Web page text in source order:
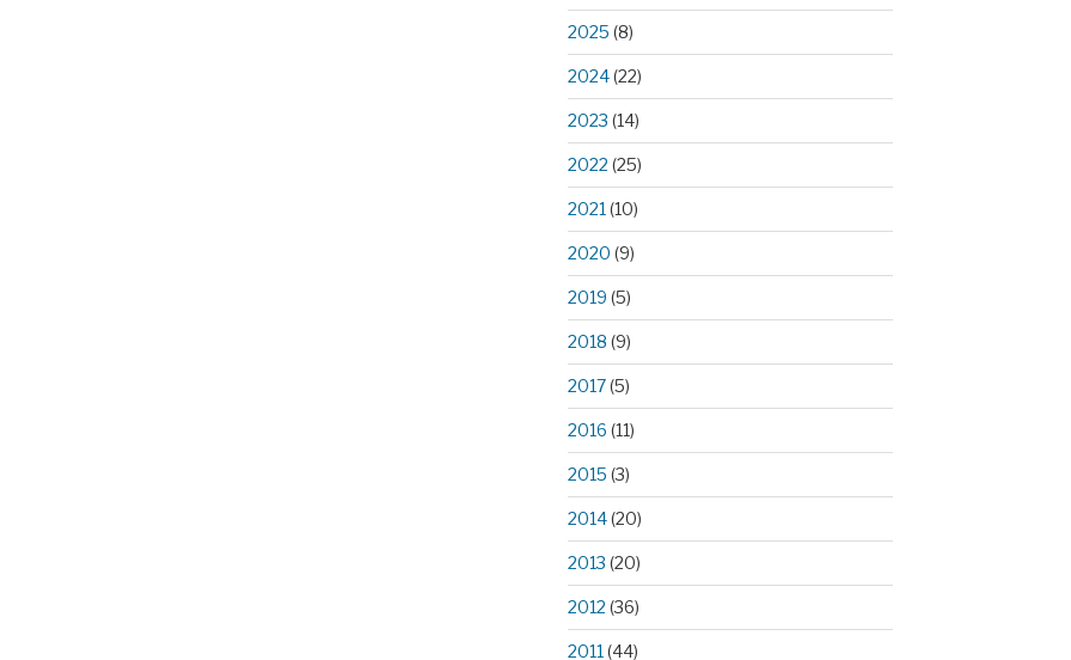
2025 (8)
2024(22)
2023 (14)
2022 (25)
2021 (10)
2020 (9)
2019 (5)
2018 (9)
2017(5)
2016 (11)
2015 (3)
2014(20)
2013 (20)
2012 (36)
2011 (44)